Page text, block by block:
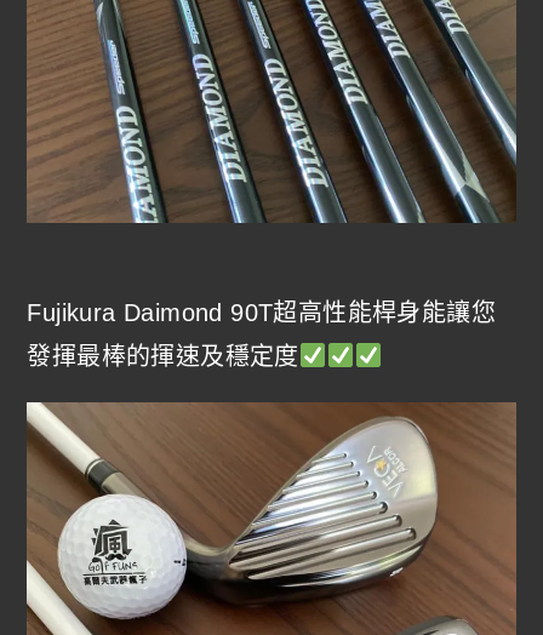
Fujikura Daimond 90T超高性能桿身能讓您
發揮最棒的揮速及穩定度